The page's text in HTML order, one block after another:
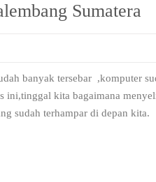
Sumatera
banyak tersebar ,komputer
kita bagaimana
sudah terhampar di depan kita.